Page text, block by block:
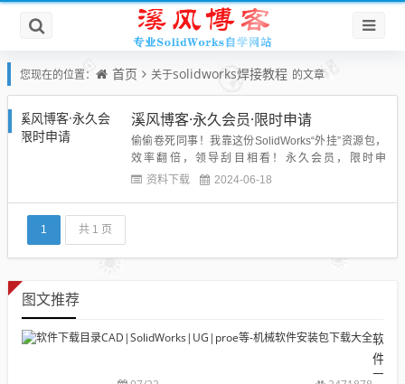
您现在的位置： 首页 关于solidworks焊接教程 的文章
溪风博客·永久会员·限时申请
偷偷卷死同事！我靠这份SolidWorks“外挂”资源包，
效率翻倍，领导刮目相看！永久会员，限时申
请！！...
资料下载 2024-06-18
1 共 1 页
图文推荐
软
件
下